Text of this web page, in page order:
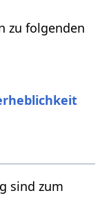
zu folgenden
sind zum